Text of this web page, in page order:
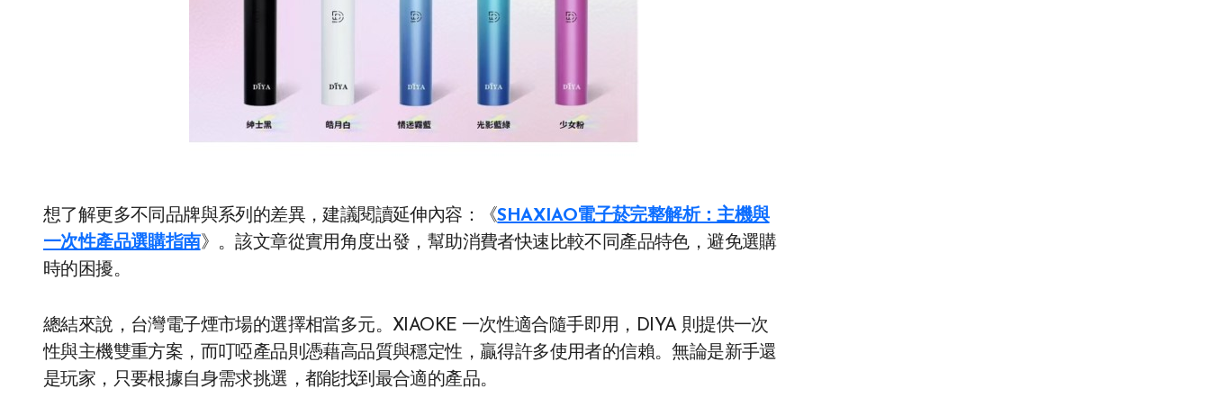
想了解更多不同品牌與系列的差異，建議閱讀延伸內容：《SHAXIAO電子菸完整解析：主機與
一次性產品選購指南》。該文章從實用角度出發，幫助消費者快速比較不同產品特色，避免選購
時的困擾。
總結來說，台灣電子煙市場的選擇相當多元。XIAOKE 一次性適合隨手即用，DIYA 則提供一次
性與主機雙重方案，而叮啞產品則憑藉高品質與穩定性，贏得許多使用者的信賴。無論是新手還
是玩家，只要根據自身需求挑選，都能找到最合適的產品。